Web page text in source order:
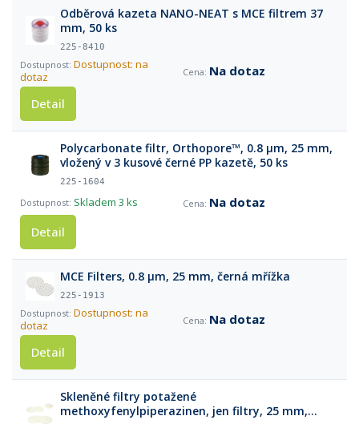
Odběrová kazeta NANO-NEAT s MCE filtrem 37
mm, 50 ks
225-8410
Dostupnost: na
dotaz
Na dotaz
Detail
Polycarbonate filtr, Orthopore™, 0.8 µm, 25 mm,
vložený v 3 kusové černé PP kazetě, 50 ks
225-1604
Skladem 3 ks
Na dotaz
Detail
MCE Filters, 0.8 µm, 25 mm, černá mřížka
225-1913
Dostupnost: na
dotaz
Na dotaz
Detail
Skleněné filtry potažené
methoxyfenylpiperazinen, jen filtry, 25 mm,